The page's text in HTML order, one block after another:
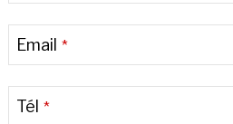
Email *
Tél *